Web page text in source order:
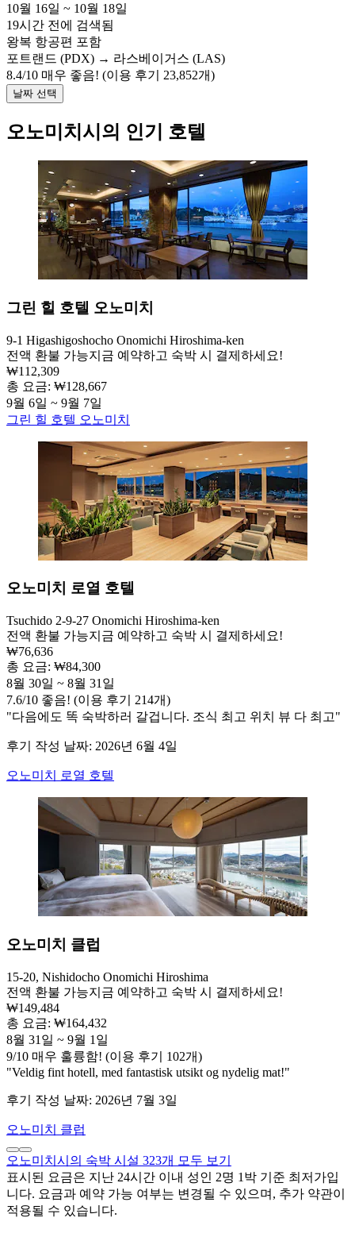
10월 16일 ~ 10월 18일
19시간 전에 검색됨
왕복 항공편 포함
포트랜드 (PDX) → 라스베이거스 (LAS)
8.4/10 매우 좋음! (이용 후기 23,852개)
날짜 선택
오노미치시의 인기 호텔
그린 힐 호텔 오노미치
9-1 Higashigoshocho Onomichi Hiroshima-ken
전액 환불 가능지금 예약하고 숙박 시 결제하세요!
₩112,309
총 요금: ₩128,667
9월 6일 ~ 9월 7일
그린 힐 호텔 오노미치
오노미치 로열 호텔
Tsuchido 2-9-27 Onomichi Hiroshima-ken
전액 환불 가능지금 예약하고 숙박 시 결제하세요!
₩76,636
총 요금: ₩84,300
8월 30일 ~ 8월 31일
7.6/10 좋음! (이용 후기 214개)
"다음에도 똑 숙박하러 갈겁니다. 조식 최고 위치 뷰 다 최고"
후기 작성 날짜: 2026년 6월 4일
오노미치 로열 호텔
오노미치 클럽
15-20, Nishidocho Onomichi Hiroshima
전액 환불 가능지금 예약하고 숙박 시 결제하세요!
₩149,484
총 요금: ₩164,432
8월 31일 ~ 9월 1일
9/10 매우 훌륭함! (이용 후기 102개)
"Veldig fint hotell, med fantastisk utsikt og nydelig mat!"
후기 작성 날짜: 2026년 7월 3일
오노미치 클럽
오노미치시의 숙박 시설 323개 모두 보기
표시된 요금은 지난 24시간 이내 성인 2명 1박 기준 최저가입
니다. 요금과 예약 가능 여부는 변경될 수 있으며, 추가 약관이
적용될 수 있습니다.